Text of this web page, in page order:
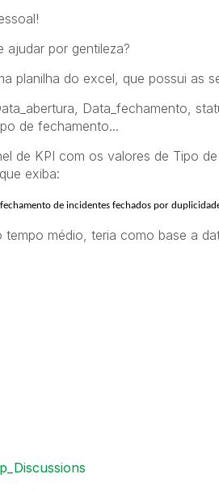
ajudar por gentileza?
planilha do excel, que possui as
Data_fechamento,
de fechamento...
de KPI com os valores de Tipo
exiba:
de incidentes fechados por
tempo médio, teria como base a